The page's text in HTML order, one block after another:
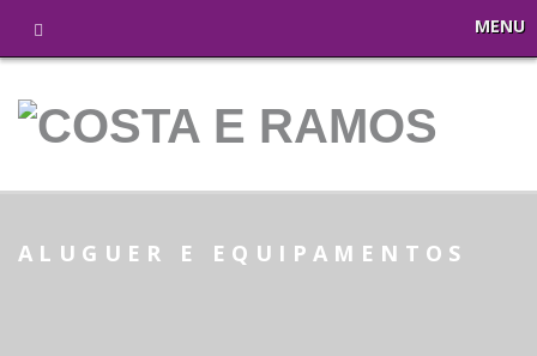
MENU
ALUGUER E EQUIPAMENTOS